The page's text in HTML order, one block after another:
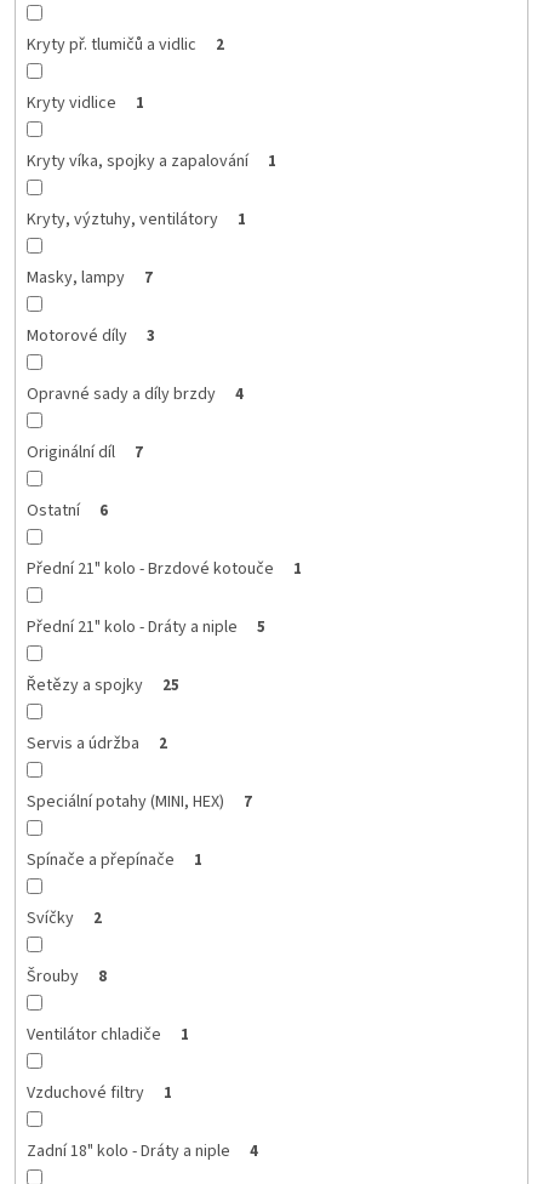
Kryty př. tlumičů a vidlic 2
Kryty vidlice 1
Kryty víka, spojky a zapalování 1
Kryty, výztuhy, ventilátory 1
Masky, lampy 7
Motorové díly 3
Opravné sady a díly brzdy 4
Originální díl 7
Ostatní 6
Přední 21" kolo - Brzdové kotouče 1
Přední 21" kolo - Dráty a niple 5
Řetězy a spojky 25
Servis a údržba 2
Speciální potahy (MINI, HEX) 7
Spínače a přepínače 1
Svíčky 2
Šrouby 8
Ventilátor chladiče 1
Vzduchové filtry 1
Zadní 18" kolo - Dráty a niple 4